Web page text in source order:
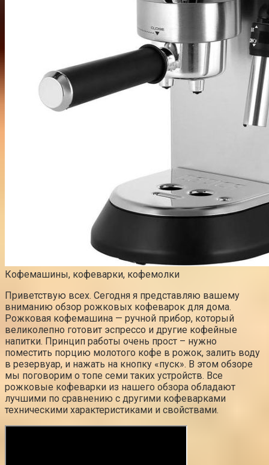
Кофемашины, кофеварки, кофемолки
Приветствую всех. Сегодня я представляю вашему
вниманию обзор рожковых кофеварок для дома.
Рожковая кофемашина — ручной прибор, который
великолепно готовит эспрессо и другие кофейные
напитки. Принцип работы очень прост – нужно
поместить порцию молотого кофе в рожок, залить воду
в резервуар, и нажать на кнопку «пуск». В этом обзоре
мы поговорим о топе семи таких устройств. Все
рожковые кофеварки из нашего обзора обладают
лучшими по сравнению с другими кофеварками
техническими характеристиками и свойствами.